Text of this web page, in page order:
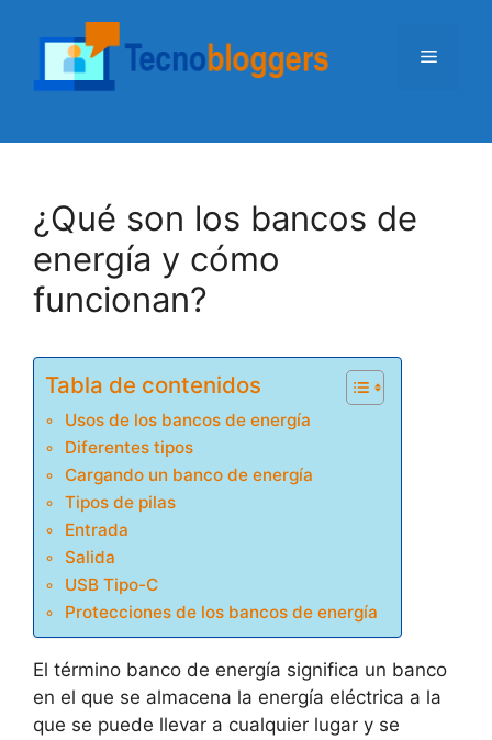
contenido
Menú
¿Qué son los bancos de
energía y cómo
funcionan?
Tabla de contenidos
Usos de los bancos de energía
Diferentes tipos
Cargando un banco de energía
Tipos de pilas
Entrada
Salida
USB Tipo-C
Protecciones de los bancos de energía
El término banco de energía significa un banco
en el que se almacena la energía eléctrica a la
que se puede llevar a cualquier lugar y se